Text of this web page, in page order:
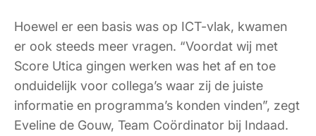
Hoewel er een basis was op ICT-vlak, kwamen
er ook steeds meer vragen. “Voordat wij met
Score Utica gingen werken was het af en toe
onduidelijk voor collega’s waar zij de juiste
informatie en programma’s konden vinden”, zegt
Eveline de Gouw, Team Coördinator bij Indaad.